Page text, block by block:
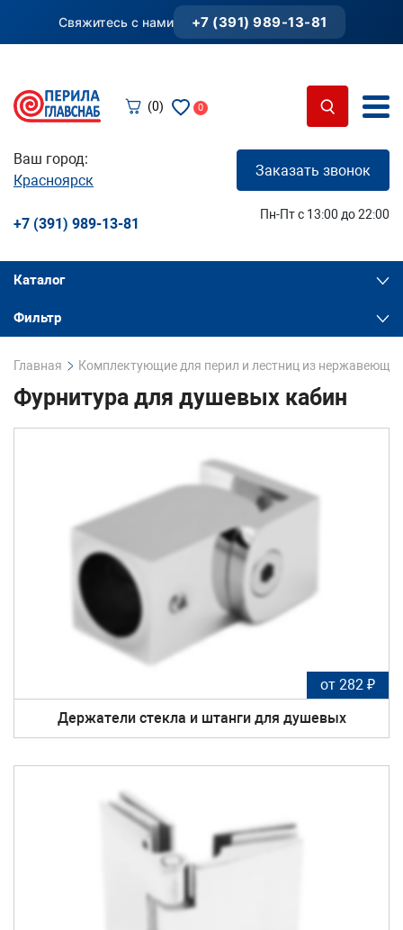
Свяжитесь с нами +7 (391) 989-13-81
(0) 0
Ваш город:
Красноярск
Заказать звонок
+7 (391) 989-13-81
Пн-Пт с 13:00 до 22:00
Каталог
Фильтр
Главная Комплектующие для перил и лестниц из
Фурнитура для душевых кабин
от 282 ₽
Держатели стекла и штанги для душевых